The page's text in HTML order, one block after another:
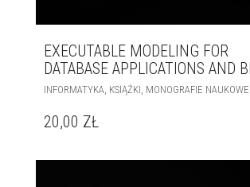
EXECUTABLE MODELING FOR
DATABASE APPLICATIONS AND
INFORMATYKA KSIĄŻKI MONOGRAFIE NAUKOWE
20,00 ZŁ